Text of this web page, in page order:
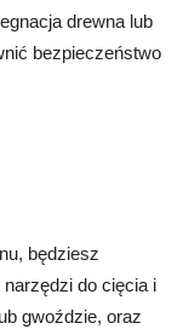
drewna lub
bezpieczeństwo
będziesz
narzędzi do cięcia i
gwoździe, oraz